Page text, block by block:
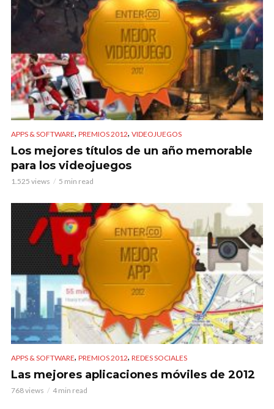
APPS & SOFTWARE, PREMIOS 2012, VIDEOJUEGOS
Los mejores títulos de un año memorable
para los videojuegos
1.525 views 5 min read
APPS & SOFTWARE, PREMIOS 2012, REDES SOCIALES
Las mejores aplicaciones móviles de 2012
768 views 4 min read